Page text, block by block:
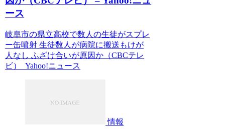
ース
岐阜市の県立高校で数人の生徒がスプレ
ー缶噴射 生徒数人が病院に搬送もけが
人なし ふざけ合いが原因か（CBCテレ
ビ） Yahoo!ニュース
情報